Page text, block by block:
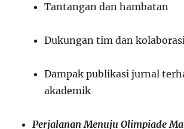
Tantangan dan hambatan
Dukungan tim dan
Dampak publikasi jurnal
akademik
Perjalanan Menuju Olimpiade